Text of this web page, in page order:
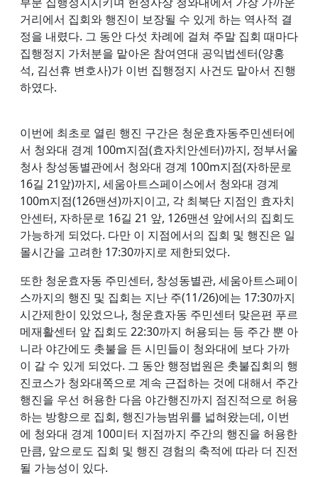
거리에서 집회와 행진이 보장될 수 있게 하는 역사적 결
정을 내렸다. 그 동안 다섯 차례에 걸쳐 주말 집회 때마다
집행정지 가처분을 맡아온 참여연대 공익법센터(양홍
석, 김선휴 변호사)가 이번 집행정지 사건도 맡아서 진행
하였다.
이번에 최초로 열린 행진 구간은 청운효자동주민센터에
서 청와대 경계 100m지점(효자치안센터)까지, 정부서울
청사 창성동별관에서 청와대 경계 100m지점(자하문로
16길 21앞)까지, 세움아트스페이스에서 청와대 경계
100m지점(126맨션)까지이고, 각 최북단 지점인 효자치
안센터, 자하문로 16길 21 앞, 126맨션 앞에서의 집회도
가능하게 되었다. 다만 이 지점에서의 집회 및 행진은 일
몰시간을 고려한 17:30까지로 제한되었다.
또한 청운효자동 주민센터, 창성동별관, 세움아트스페이
스까지의 행진 및 집회는 지난 주(11/26)에는 17:30까지
시간제한이 있었으나, 청운효자동 주민센터 맞은편 푸르
메재활센터 앞 집회도 22:30까지 허용되는 등 주간 뿐 아
니라 야간에도 촛불을 든 시민들이 청와대에 보다 가까
이 갈 수 있게 되었다. 그 동안 행정법원은 촛불집회의 행
진코스가 청와대쪽으로 계속 근접하는 것에 대해서 주간
행진을 우선 허용한 다음 야간행진까지 점진적으로 허용
하는 방향으로 집회, 행진가능범위를 넓혀왔는데, 이번
에 청와대 경계 100미터 지점까지 주간의 행진을 허용한
만큼, 앞으로도 집회 및 행진 경험의 축적에 따라 더 진전
될 가능성이 있다.